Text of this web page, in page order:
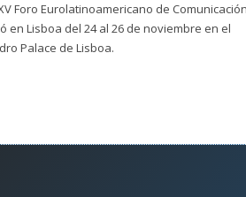
Foro Eurolatinoamericano de
en Lisboa del 24 al 26 de noviembre en el
Palace de Lisboa.